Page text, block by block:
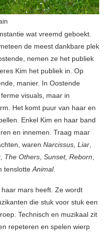
wat vreemd geboekt.
de meest dankbare plek
nemen ze het publiek
Kim het publiek in. Op
manier. In Oostende
visuals, maar in
Het komt puur van haar en
Enkel Kim en haar band
en innemen. Traag maar
waren Narcissus, Liar
The Others Sunset, Reborn
tenslotte Animal.
mars heeft. Ze wordt
die stuk voor stuk een
Technisch en muzikaal zit
repeteren en spelen wierp